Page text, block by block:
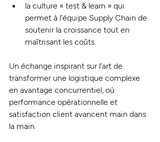
la culture « test & learn » qui
permet à l’équipe Supply Chain de
soutenir la croissance tout en
maîtrisant les coûts.
Un échange inspirant sur l’art de
transformer une logistique complexe
en avantage concurrentiel, où
performance opérationnelle et
satisfaction client avancent main dans
la main.